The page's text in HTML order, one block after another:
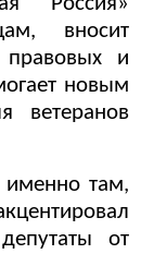
вносит
правовых и
новым
ветеранов
именно там,
от